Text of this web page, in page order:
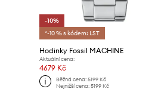
-10%
*-10 % s kódem: LST
Hodinky Fossil MACHINE
Aktuální cena:
4679 Kč
Běžná cena: 5199 Kč
Nejnižší cena: 5199 Kč